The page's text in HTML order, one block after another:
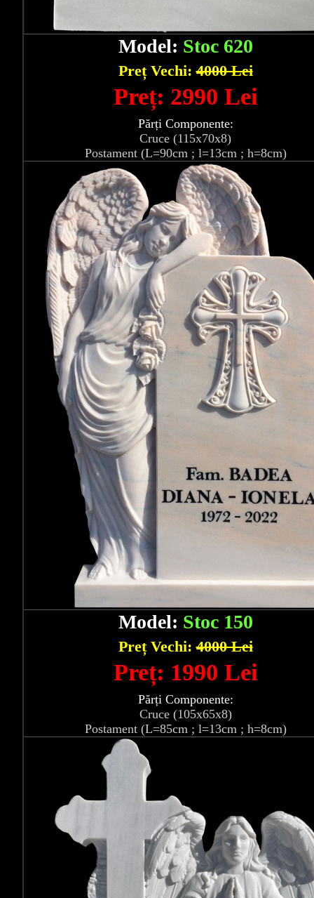
Model: Stoc 620
Preț Vechi:4000 Lei
Preț: 2990 Lei
Părți Componente:
Cruce (115x70x8)
Postament (L=90cm ; l=13cm ; h=8cm)
Model: Stoc 150
Preț Vechi:4000 Lei
Preț: 1990 Lei
Părți Componente:
Cruce (105x65x8)
Postament (L=85cm ; l=13cm ; h=8cm)